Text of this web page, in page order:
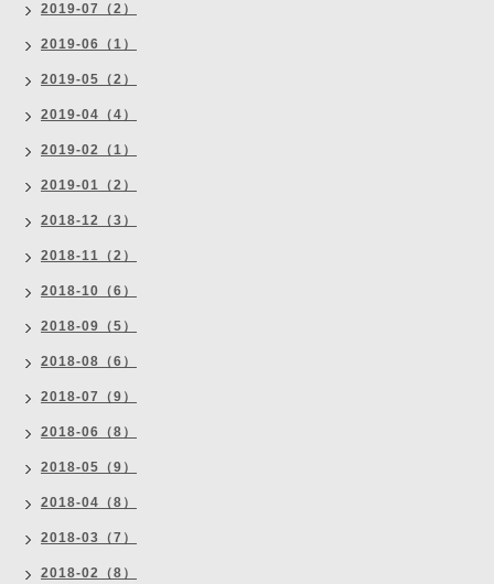
2019-07（2）
2019-06（1）
2019-05（2）
2019-04（4）
2019-02（1）
2019-01（2）
2018-12（3）
2018-11（2）
2018-10（6）
2018-09（5）
2018-08（6）
2018-07（9）
2018-06（8）
2018-05（9）
2018-04（8）
2018-03（7）
2018-02（8）